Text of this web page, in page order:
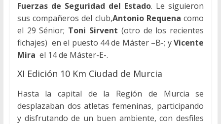
Fuerzas de Seguridad del Estado. Le siguieron
sus compañeros del club,Antonio Requena como
el 29 Sénior; Toni Sirvent (otro de los recientes
fichajes) en el puesto 44 de Máster –B-; yVicente
Mira el 14 de Máster-E-.
XI Edición 10 Km Ciudad de Murcia
Hasta la capital de la Región de Murcia se
desplazaban dos atletas femeninas, participando
y disfrutando de un buen ambiente, con desfiles